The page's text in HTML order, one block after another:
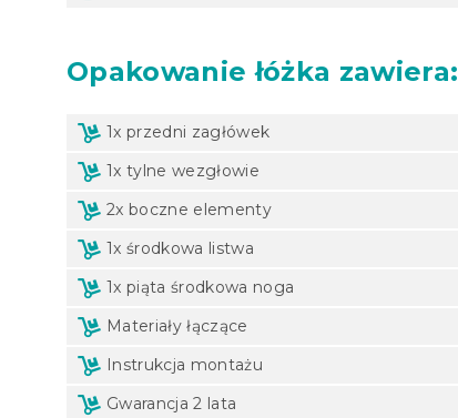
Opakowanie łóżka zawiera:
1x przedni zagłówek
1x tylne wezgłowie
2x boczne elementy
1x środkowa listwa
1x piąta środkowa noga
Materiały łączące
Instrukcja montażu
Gwarancja 2 lata